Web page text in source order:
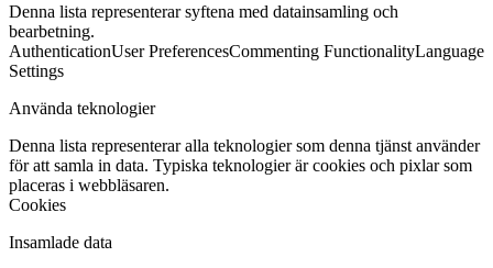
Denna lista representerar syftena med datainsamling och
bearbetning.
AuthenticationUser PreferencesCommenting FunctionalityLanguage
Settings
Använda teknologier
Denna lista representerar alla teknologier som denna tjänst använder
för att samla in data. Typiska teknologier är cookies och pixlar som
placeras i webbläsaren.
Cookies
Insamlade data